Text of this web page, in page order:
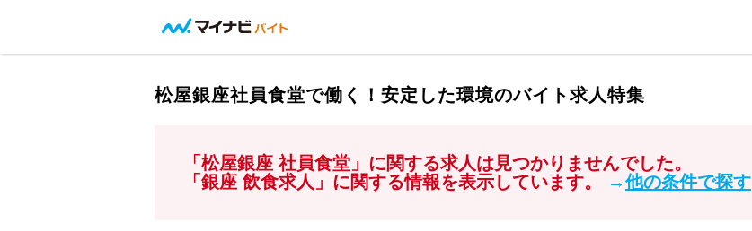
松屋銀座社員食堂で働く！安定した環境のバイト求人特集
「松屋銀座 社員食堂」に関する求人は見つかりませんでした。
「銀座 飲食求人」に関する情報を表示しています。
→他の条件で探す